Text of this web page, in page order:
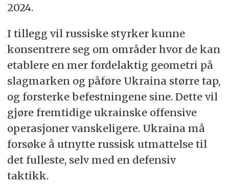
2024.
I tillegg vil russiske styrker kunne
konsentrere seg om områder hvor de kan
etablere en mer fordelaktig geometri på
slagmarken og påføre Ukraina større tap,
og forsterke befestningene sine. Dette vil
gjøre fremtidige ukrainske offensive
operasjoner vanskeligere. Ukraina må
forsøke å utnytte russisk utmattelse til
det fulleste, selv med en defensiv
taktikk.